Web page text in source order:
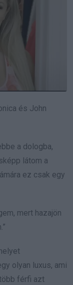
és John
a dologba,
látom a
ez csak egy
mert hazajön
olyan luxus, ami
férfi azt